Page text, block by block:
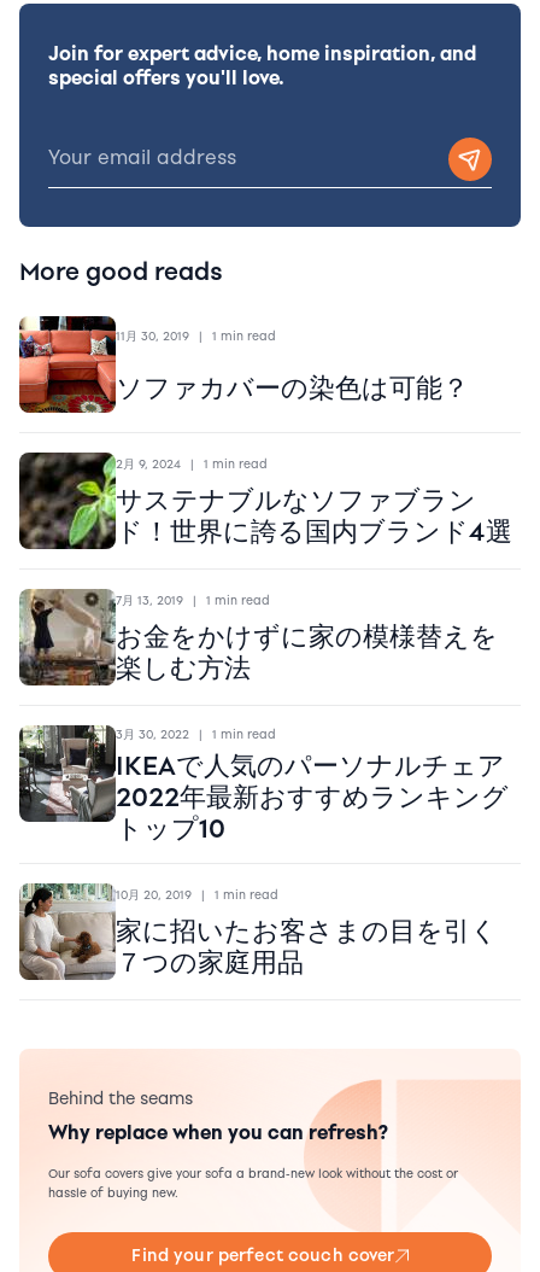
Join for expert advice, home inspiration, and
special offers you'll love.
More good reads
11月 30, 2019 | 1 min read
ソファカバーの染色は可能？
2月 9, 2024 | 1 min read
サステナブルなソファブラン
ド！世界に誇る国内ブランド4選
7月 13, 2019 | 1 min read
お金をかけずに家の模様替えを
楽しむ方法
3月 30, 2022 | 1 min read
IKEAで人気のパーソナルチェア
2022年最新おすすめランキング
トップ10
10月 20, 2019 | 1 min read
家に招いたお客さまの目を引く
７つの家庭用品
Behind the seams
Why replace when you can refresh?
Our sofa covers give your sofa a brand-new look without the cost or
hassle of buying new.
Find your perfect couch cover